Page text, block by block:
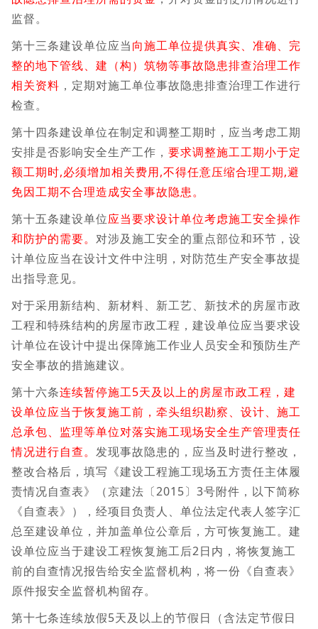
监督。
第十三条建设单位应当向施工单位提供真实、准确、完
整的地下管线、建（构）筑物等事故隐患排查治理工作
相关资料 ，定期对施工单位事故隐患排查治理工作进行
检查。
第十四条建设单位在制定和调整工期时，应当考虑工期
安排是否影响安全生产工作， 要求调整施工工期小于定
额工期时,必须增加相关费用,不得任意压缩合理工期,避
免因工期不合理造成安全事故隐患。
第十五条建设单位应当要求设计单位考虑施工安全操作
和防护的需要。 对涉及施工安全的重点部位和环节，设
计单位应当在设计文件中注明，对防范生产安全事故提
出指导意见。
对于采用新结构、新材料、新工艺、新技术的房屋市政
工程和特殊结构的房屋市政工程，建设单位应当要求设
计单位在设计中提出保障施工作业人员安全和预防生产
安全事故的措施建议。
第十六条连续暂停施工5天及以上的房屋市政工程，建
设单位应当于恢复施工前，牵头组织勘察、设计、施工
总承包、监理等单位对落实施工现场安全生产管理责任
情况进行自查。 发现事故隐患的，应当及时进行整改，
整改合格后，填写《建设工程施工现场五方责任主体履
责情况自查表》（京建法〔2015〕3号附件，以下简称
《自查表》），经项目负责人、单位法定代表人签字汇
总至建设单位，并加盖单位公章后，方可恢复施工。建
设单位应当于建设工程恢复施工后2日内，将恢复施工
前的自查情况报告给安全监督机构，将一份《自查表》
原件报安全监督机构留存。
第十七条连续放假5天及以上的节假日（含法定节假日